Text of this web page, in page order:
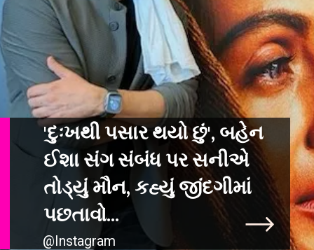
'દુઃખથી પસાર થયો છું', બહેન
ઈશા સંગ સંબંધ પર સનીએ
તોડ્યું મૌન, કહ્યું જીંદગીમાં
પછતાવો...
@Instagram